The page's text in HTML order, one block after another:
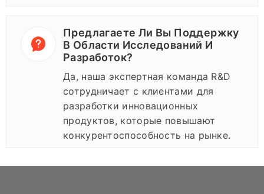
Предлагаете Ли Вы Поддержку
В Области Исследований И
Разработок?
Да, наша экспертная команда R&D
сотрудничает с клиентами для
разработки инновационных
продуктов, которые повышают
конкурентоспособность на рынке.